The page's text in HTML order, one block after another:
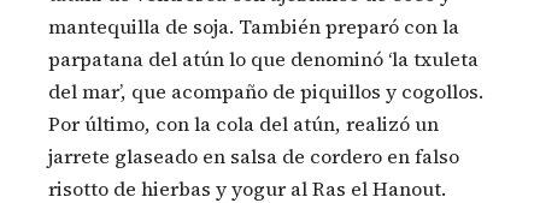
mantequilla de soja. También preparó con la
parpatana del atún lo que denominó ‘la txuleta
del mar’, que acompaño de piquillos y cogollos.
Por último, con la cola del atún, realizó un
jarrete glaseado en salsa de cordero en falso
risotto de hierbas y yogur al Ras el Hanout.